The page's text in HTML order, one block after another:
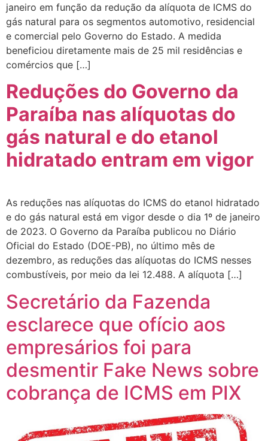
janeiro em função da redução da alíquota de ICMS do
gás natural para os segmentos automotivo, residencial
e comercial pelo Governo do Estado. A medida
beneficiou diretamente mais de 25 mil residências e
comércios que […]
Reduções do Governo da
Paraíba nas alíquotas do
gás natural e do etanol
hidratado entram em vigor
As reduções nas alíquotas do ICMS do etanol hidratado
e do gás natural está em vigor desde o dia 1º de janeiro
de 2023. O Governo da Paraíba publicou no Diário
Oficial do Estado (DOE-PB), no último mês de
dezembro, as reduções das alíquotas do ICMS nesses
combustíveis, por meio da lei 12.488. A alíquota […]
Secretário da Fazenda
esclarece que ofício aos
empresários foi para
desmentir Fake News sobre
cobrança de ICMS em PIX